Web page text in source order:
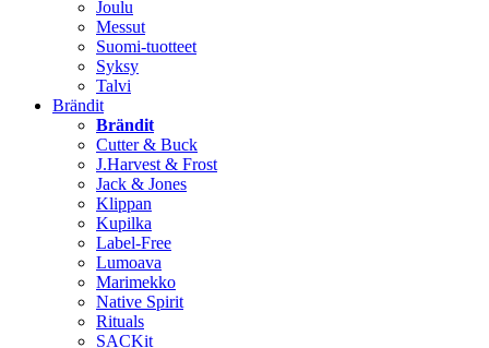
Joulu
Messut
Suomi-tuotteet
Syksy
Talvi
Brändit
Brändit
Cutter & Buck
J.Harvest & Frost
Jack & Jones
Klippan
Kupilka
Label-Free
Lumoava
Marimekko
Native Spirit
Rituals
SACKit